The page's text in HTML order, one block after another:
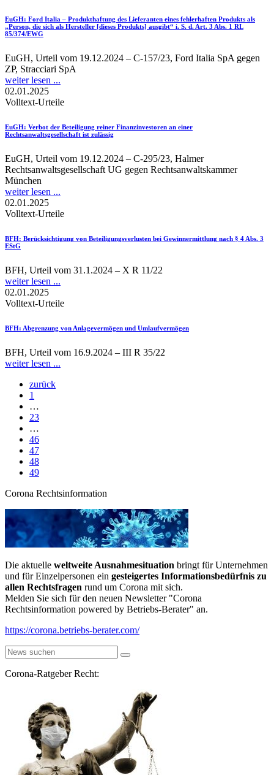
EuGH: Ford Italia – Produkthaftung des Lieferanten eines fehlerhaften Produkts als
„Person, die sich als Hersteller [dieses Produkts] ausgibt“ i. S. d. Art. 3 Abs. 1 RL
85/374/EWG
EuGH, Urteil vom 19.12.2024 – C-157/23, Ford Italia SpA gegen
ZP, Stracciari SpA
weiter lesen ...
02.01.2025
Volltext-Urteile
EuGH: Verbot der Beteiligung reiner Finanzinvestoren an einer
Rechtsanwaltsgesellschaft ist zulässig
EuGH, Urteil vom 19.12.2024 – C-295/23, Halmer
Rechtsanwaltsgesellschaft UG gegen Rechtsanwaltskammer
München
weiter lesen ...
02.01.2025
Volltext-Urteile
BFH: Berücksichtigung von Beteiligungsverlusten bei Gewinnermittlung nach § 4 Abs. 3
EStG
BFH, Urteil vom 31.1.2024 – X R 11/22
weiter lesen ...
02.01.2025
Volltext-Urteile
BFH: Abgrenzung von Anlagevermögen und Umlaufvermögen
BFH, Urteil vom 16.9.2024 – III R 35/22
weiter lesen ...
zurück
1
…
23
…
46
47
48
49
Corona Rechtsinformation
Die aktuelle weltweite Ausnahmesituation bringt für Unternehmen
und für Einzelpersonen ein gesteigertes Informationsbedürfnis zu
allen Rechtsfragen rund um Corona mit sich.
Melden Sie sich für den neuen Newsletter "Corona
Rechtsinformation powered by Betriebs-Berater" an.
https://corona.betriebs-berater.com/
Corona-Ratgeber Recht: